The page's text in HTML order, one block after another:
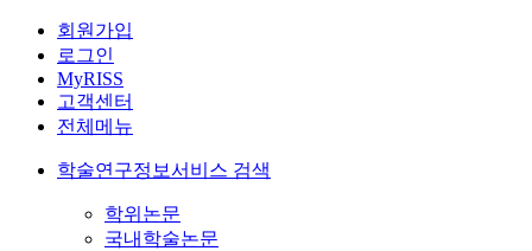
회원가입
로그인
MyRISS
고객센터
전체메뉴
학술연구정보서비스 검색
학위논문
국내학술논문